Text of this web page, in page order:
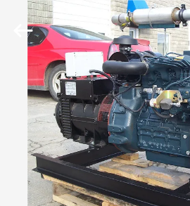
CASA
PRODOTTI
CIRCA
NOI
Shenzhen
Equipment